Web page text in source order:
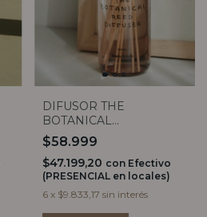
DIFUSOR THE
BOTANICAL
COLLECTION (2 aromas)
$58.999
$47.199,20 con Efectivo
(PRESENCIAL en locales)
6 x $9.833,17 sin interés